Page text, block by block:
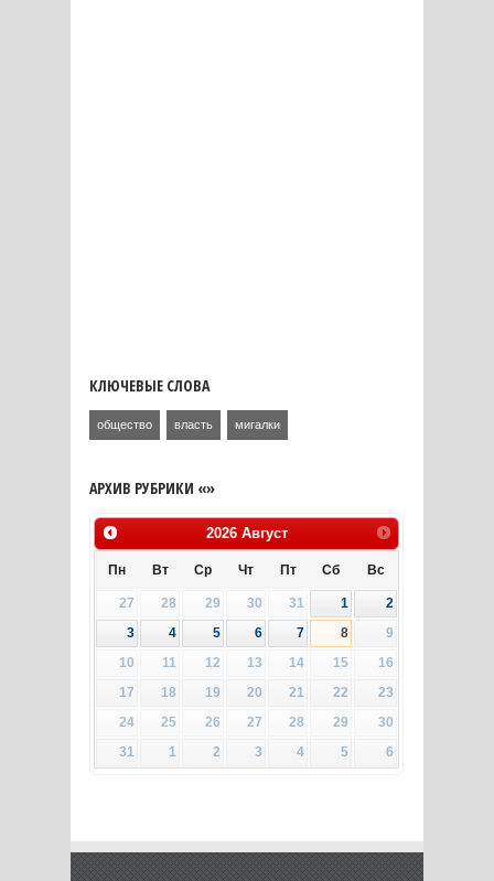
КЛЮЧЕВЫЕ СЛОВА
общество власть мигалки
АРХИВ РУБРИКИ «»
2026 Август
Пн Вт Ср Чт Пт Сб Вс
27 28 29 30 31 1
2
3
4 5 6 7 8
9
10
11 12 13 14 15
16
17
18 19 20 21 22
23
24
25 26 27 28 29
30
31
1 2 3 4 5 6